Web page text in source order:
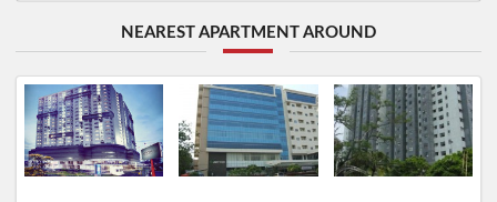
NEAREST APARTMENT AROUND